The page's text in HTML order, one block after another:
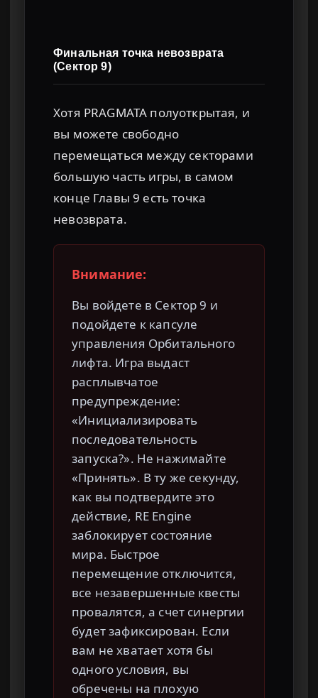
Финальная точка невозврата
(Сектор 9)
Хотя PRAGMATA полуоткрытая, и
вы можете свободно
перемещаться между секторами
большую часть игры, в самом
конце Главы 9 есть точка
невозврата.
Внимание:
Вы войдете в Сектор 9 и
подойдете к капсуле
управления Орбитального
лифта. Игра выдаст
расплывчатое
предупреждение:
«Инициализировать
последовательность
запуска?». Не нажимайте
«Принять». В ту же секунду,
как вы подтвердите это
действие, RE Engine
заблокирует состояние
мира. Быстрое
перемещение отключится,
все незавершенные квесты
провалятся, а счет синергии
будет зафиксирован. Если
вам не хватает хотя бы
одного условия, вы
обречены на плохую